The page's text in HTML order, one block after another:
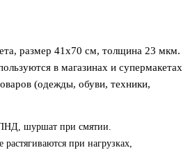
размер 41x70 см, толщина 23 мкм.
в магазинах и супермакетах
(одежды, обуви, техники,
шуршат при смятии.
при нагрузках,